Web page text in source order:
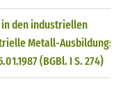
den industriellen
Metall-Ausbildungs-
(BGBl. I S. 274)